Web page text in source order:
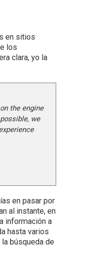
en sitios
los
clara, yo la
the engine
we
en pasar por
al instante, en
información a
hasta varios
búsqueda de